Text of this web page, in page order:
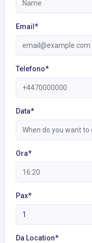
Email*
Telefono*
Data*
Ora*
Pax*
Da Location*